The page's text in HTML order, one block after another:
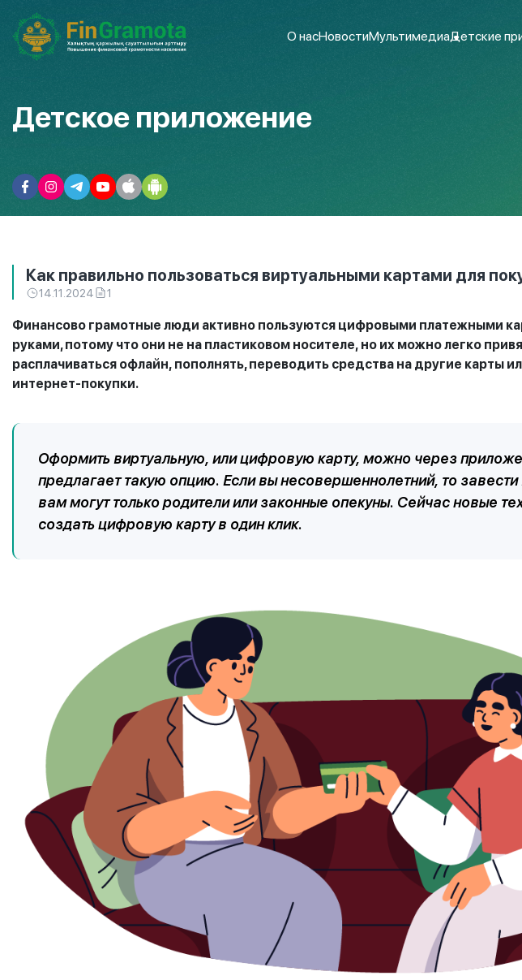
О насНовостиМультимедиаДетские
Детское приложение
Как правильно пользоваться виртуальными картами для
14.11.2024 1
Финансово грамотные люди активно пользуются цифровыми платежными
руками, потому что они не на пластиковом носителе, но их можно легко
расплачиваться офлайн, пополнять, переводить средства на другие карты
интернет-покупки.
Оформить виртуальную, или цифровую карту, можно через
предлагает такую опцию. Если вы несовершеннолетний, то завести
вам могут только родители или законные опекуны. Сейчас новые
создать цифровую карту в один клик.